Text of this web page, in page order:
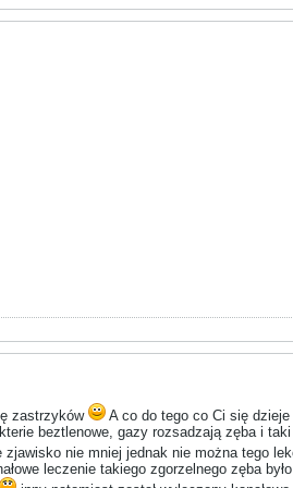
zastrzyków
A co do tego co Ci się
beztlenowe, gazy rozsadzają zęba i taki
nie mniej jednak nie można tego
leczenie takiego zgorzelnego zęba